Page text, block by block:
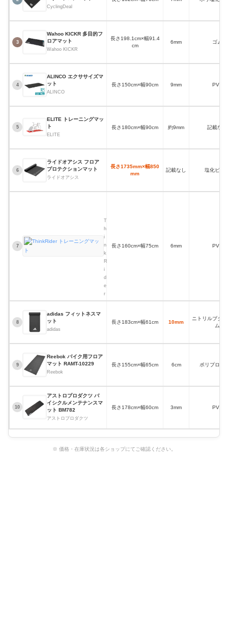
CyclingDeal
3
Wahoo KICKR 多目的フ
ロアマット
Wahoo KICKR
長さ198.1cm×幅91.4
cm
6mm ゴム
4
ALINCO エクササイズマ
ット
ALINCO
長さ150cm×幅90cm 9mm PVC
5
ELITE トレーニングマッ
ト
ELITE
長さ180cm×幅90cm 約9mm 記載なし
6
ライドオアシス フロア
プロテクションマット
ライドオアシス
長さ1735mm×幅850
mm
記載なし 塩化ビニ
7
n
k
d
e
r
ト
レ
T
h
i
n
k
R
i
d
e
r
長さ160cm×幅75cm 6mm PVC
8
adidas フィットネスマ
ット
adidas
長さ183cm×幅61cm 10mm
ニトリルブタ
ム
9
Reebok バイク用フロア
マット RAMT-10229
Reebok
長さ155cm×幅65cm 6cm ポリプロピ
10
アストロプロダクツ バ
イシクルメンテナンスマ
ット BM782
アストロプロダクツ
長さ178cm×幅60cm 3mm PVC
※ 価格・在庫状況は各ショップにてご確認ください。